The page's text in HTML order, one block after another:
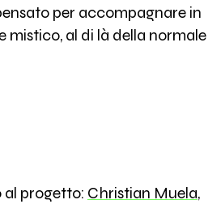
per accompagnare in
mistico, al di là della normale
progetto: Christian Muela,